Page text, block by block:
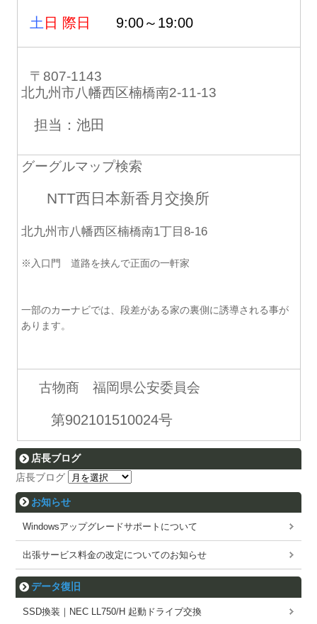
土 日 際日 9:00～19:00
〒807-1143
北九州市八幡西区楠橋南2-11-13
担当：池田
グーグルマップ検索
NTT西日本新香月交換所
北九州市八幡西区楠橋南1丁目8-16
※入口門 道路を挟んで正面の一軒家
一部のカーナビでは、段差がある家の裏側に誘導される事が
あります。
古物商 福岡県公安委員会
第902101510024号
店長ブログ
店長ブログ
お知らせ
Windowsアップグレードサポートについて
出張サービス料金の改定についてのお知らせ
データ復旧
SSD換装｜NEC LL750/H 起動ドライブ交換